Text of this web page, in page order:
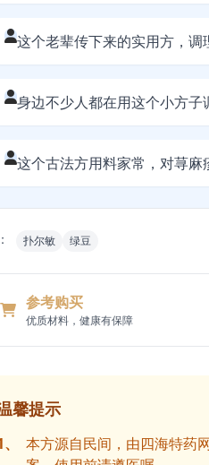
这个老辈传下来的实用方，调
身边不少人都在用这个小方
这个古法方用料家常，对荨麻
扑尔敏 绿豆
参考购买
优质材料，健康有保障
馨提示
本方源自民间，由四海特药